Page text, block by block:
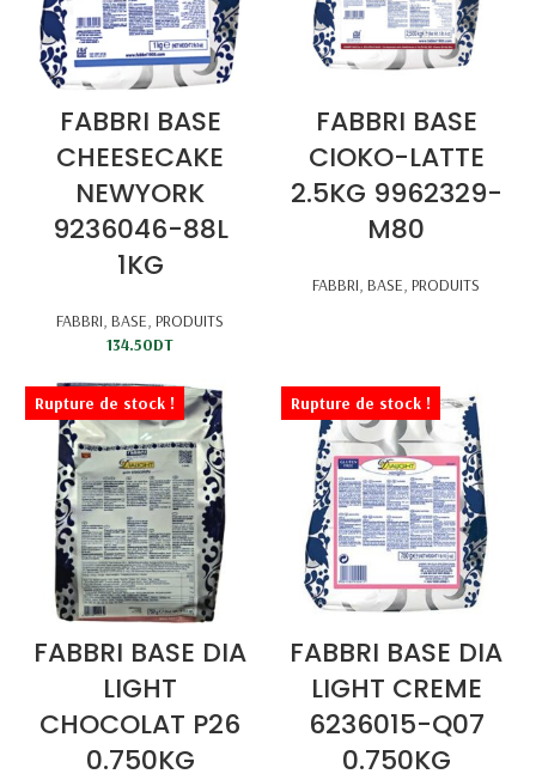
FABBRI BASE
CHEESECAKE
NEWYORK
9236046-88L
1KG
FABBRI, BASE, PRODUITS
134.50DT
FABBRI BASE
CIOKO-LATTE
2.5KG 9962329-
M80
FABBRI, BASE, PRODUITS
Rupture de stock !
FABBRI BASE DIA
LIGHT
CHOCOLAT P26
0.750KG
Rupture de stock !
FABBRI BASE DIA
LIGHT CREME
6236015-Q07
0.750KG